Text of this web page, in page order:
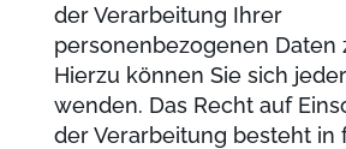
der Verarbeitung Ihrer
personenbezogenen Daten
Hierzu können Sie sich
wenden. Das Recht auf
der Verarbeitung besteht in